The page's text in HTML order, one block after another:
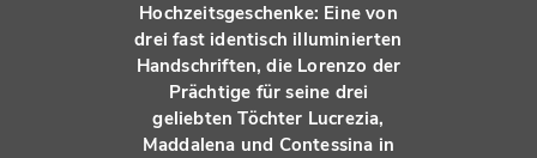
Hochzeitsgeschenke: Eine von
drei fast identisch illuminierten
Handschriften, die Lorenzo der
Prächtige für seine drei
geliebten Töchter Lucrezia,
Maddalena und Contessina in